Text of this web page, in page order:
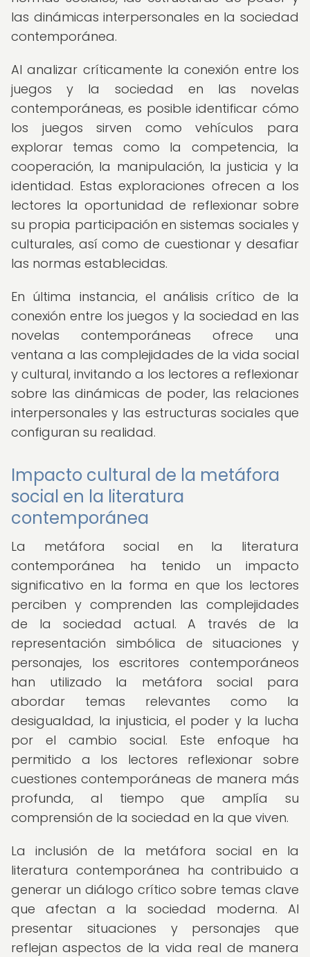
las dinámicas interpersonales en la sociedad
contemporánea.
Al analizar críticamente la conexión entre los
juegos y la sociedad en las novelas
contemporáneas, es posible identificar cómo
los juegos sirven como vehículos para
explorar temas como la competencia, la
cooperación, la manipulación, la justicia y la
identidad. Estas exploraciones ofrecen a los
lectores la oportunidad de reflexionar sobre
su propia participación en sistemas sociales y
culturales, así como de cuestionar y desafiar
las normas establecidas.
En última instancia, el análisis crítico de la
conexión entre los juegos y la sociedad en las
novelas contemporáneas ofrece una
ventana a las complejidades de la vida social
y cultural, invitando a los lectores a reflexionar
sobre las dinámicas de poder, las relaciones
interpersonales y las estructuras sociales que
configuran su realidad.
Impacto cultural de la metáfora
social en la literatura
contemporánea
La metáfora social en la literatura
contemporánea ha tenido un impacto
significativo en la forma en que los lectores
perciben y comprenden las complejidades
de la sociedad actual. A través de la
representación simbólica de situaciones y
personajes, los escritores contemporáneos
han utilizado la metáfora social para
abordar temas relevantes como la
desigualdad, la injusticia, el poder y la lucha
por el cambio social. Este enfoque ha
permitido a los lectores reflexionar sobre
cuestiones contemporáneas de manera más
profunda, al tiempo que amplía su
comprensión de la sociedad en la que viven.
La inclusión de la metáfora social en la
literatura contemporánea ha contribuido a
generar un diálogo crítico sobre temas clave
que afectan a la sociedad moderna. Al
presentar situaciones y personajes que
reflejan aspectos de la vida real de manera